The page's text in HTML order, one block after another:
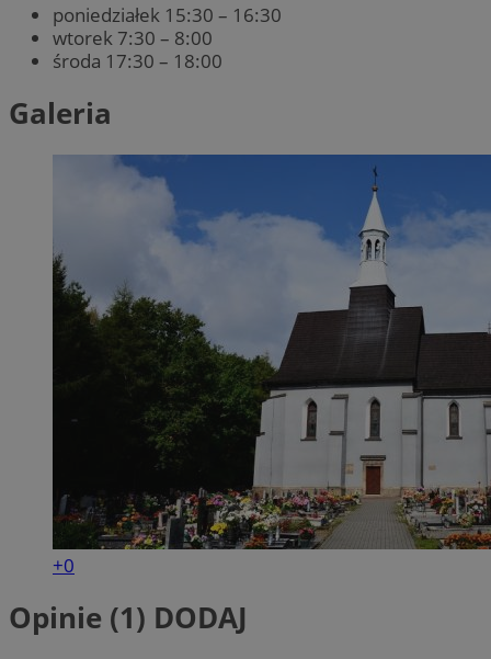
poniedziałek 15:30 – 16:30
wtorek 7:30 – 8:00
środa 17:30 – 18:00
Galeria
+0
Opinie (1) DODAJ